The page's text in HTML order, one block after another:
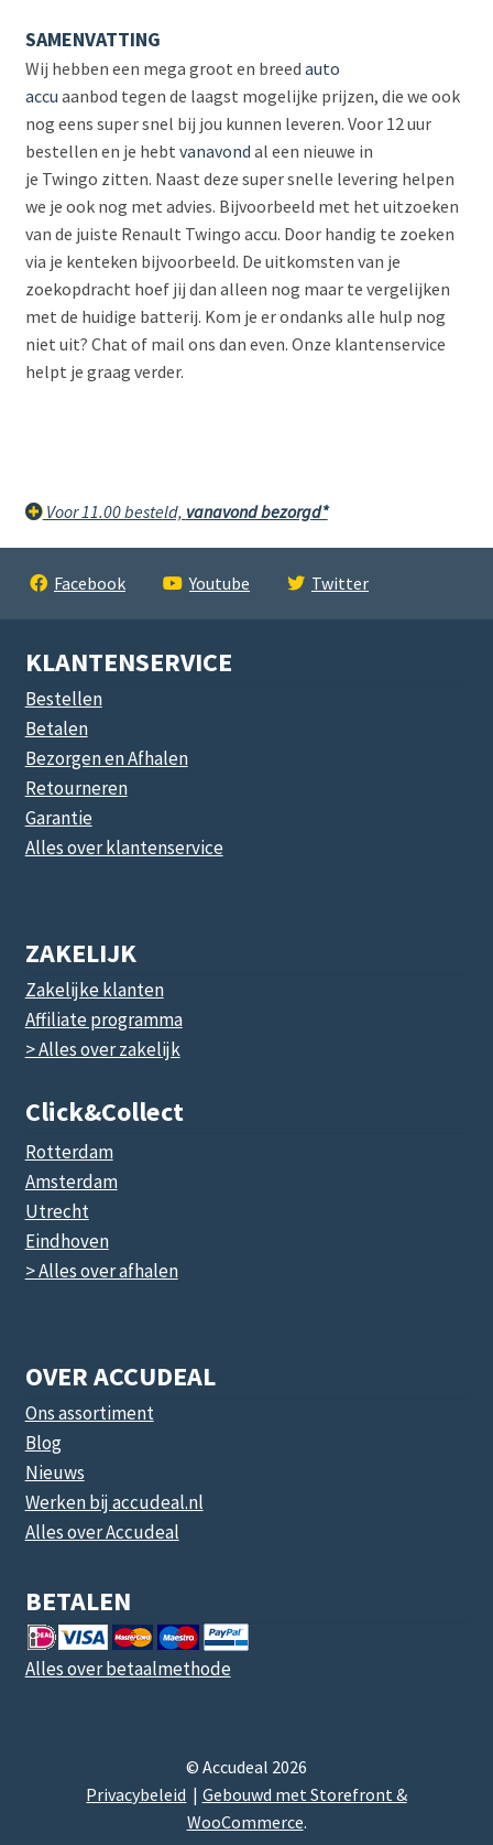
SAMENVATTING
Wij hebben een mega groot en breed auto
accu aanbod tegen de laagst mogelijke prijzen, die we ook
nog eens super snel bij jou kunnen leveren. Voor 12 uur
bestellen en je hebt vanavond al een nieuwe in
je Twingo zitten. Naast deze super snelle levering helpen
we je ook nog met advies. Bijvoorbeeld met het uitzoeken
van de juiste Renault Twingo accu. Door handig te zoeken
via je kenteken bijvoorbeeld. De uitkomsten van je
zoekopdracht hoef jij dan alleen nog maar te vergelijken
met de huidige batterij. Kom je er ondanks alle hulp nog
niet uit? Chat of mail ons dan even. Onze klantenservice
helpt je graag verder.
Voor 11.00 besteld, vanavond bezorgd*
Facebook Youtube Twitter
KLANTENSERVICE
Bestellen
Betalen
Bezorgen en Afhalen
Retourneren
Garantie
Alles over klantenservice
ZAKELIJK
Zakelijke klanten
Affiliate programma
> Alles over zakelijk
Click&collect
Rotterdam
Amsterdam
Utrecht
Eindhoven
> Alles over afhalen
OVER ACCUDEAL
Ons assortiment
Blog
Nieuws
Werken bij accudeal.nl
Alles over Accudeal
BETALEN
Alles over betaalmethode
© Accudeal 2026
Privacybeleid
Gebouwd met Storefront &
WooCommerce.